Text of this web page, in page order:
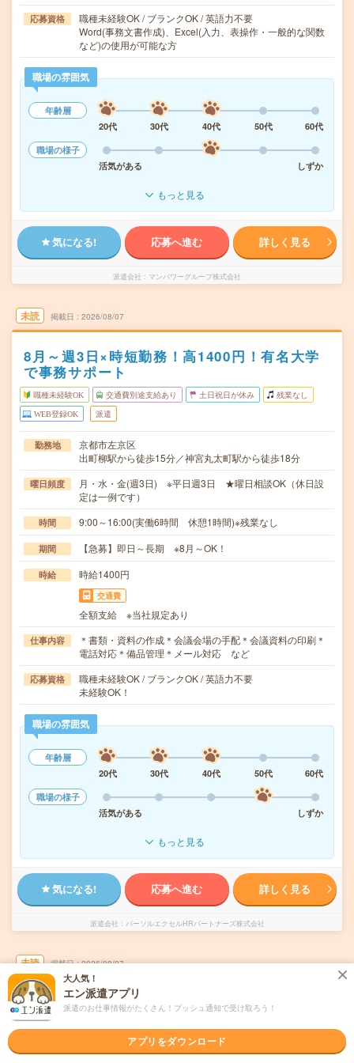
応募資格
職種未経験OK / ブランクOK / 英語力不要
Word(事務文書作成)、Excel(入力、表操作・一般的な関数
など)の使用が可能な方
職場の雰囲気
年齢層
20代
30代 40代 50代
60代
職場の様子
活気がある
しずか
もっと見る
気になる! 応募へ進む 詳しく見る
派遣会社 マンパワーグループ株式会社
未読 掲載日 2026/08/07
8月～週3日×時短勤務！高1400円！有名大学
で事務サポート
職種未経験OK 交通費別途支給あり 土日祝日が休み 残業なし
WEB登録OK 派遣
勤務地
京都市左京区
出町柳駅から徒歩15分／神宮丸太町駅から徒歩18分
曜日頻度
月・水・金(週3日) ※平日週3日 ★曜日相談OK（休日設
定は一例です）
時間 9:00～16:00(実働6時間 休憩1時間)※残業なし
期間 【急募】即日～長期 ※8月～OK！
時給 時給1400円
交通費
全額支給 ※当社規定あり
仕事内容
＊書類・資料の作成＊会議会場の手配＊会議資料の印刷＊
電話対応＊備品管理＊メール対応 など
応募資格
職種未経験OK / ブランクOK / 英語力不要
未経験OK！
職場の雰囲気
年齢層
20代
30代 40代 50代
60代
職場の様子
活気がある
しずか
もっと見る
気になる! 応募へ進む 詳しく見る
派遣会社 パーソルエクセルHRパートナーズ株式会社
未読 掲載日 2026/08/07
大学で留学手続き事務！英語抵抗なければ
OK！17時ピタ！食堂あり
交通費別途支給あり 土日祝日が休み
大人気！
エン派遣アプリ
派遣のお仕事情報がたくさん！プッシュ通知で受け取ろう！
アプリをダウンロード